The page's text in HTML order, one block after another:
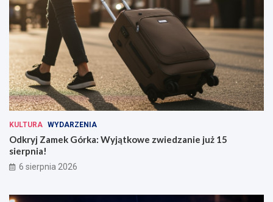
KULTURA WYDARZENIA
Odkryj Zamek Górka: Wyjątkowe zwiedzanie już 15
sierpnia!
6 sierpnia 2026